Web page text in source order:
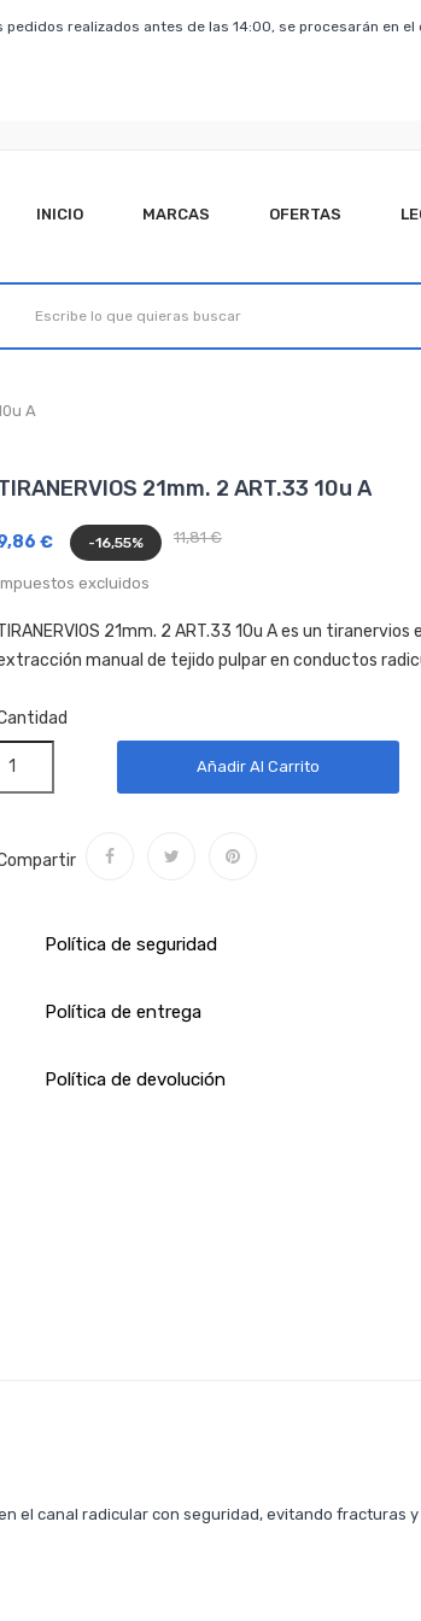
pedidos realizados antes de las 14:00, se procesarán en
INICIO MARCAS OFERTAS
A
21mm. 2 ART.33 10u A
11,81 €
€ -16,55%
excluidos
21mm. 2 ART.33 10u A es un
manual de tejido pulpar en conductos
Añadir Al Carrito
Política de seguridad
Política de entrega
Política de devolución
el canal radicular con seguridad, evitando fracturas